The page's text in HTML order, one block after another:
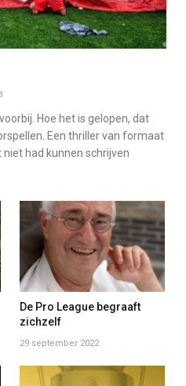
Hoe het is gelopen, dat
Een thriller van formaat
had kunnen schrijven
De Pro League begraaft
zichzelf
29 september 2022